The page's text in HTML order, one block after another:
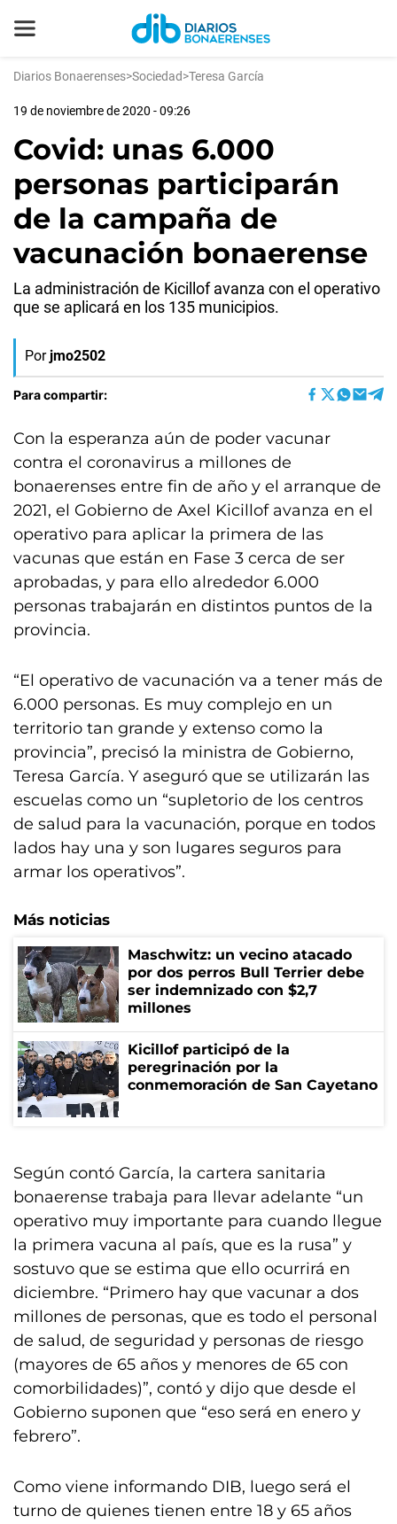
Diarios Bonaerenses>Sociedad>Teresa García
19 de noviembre de 2020 - 09:26
Covid: unas 6.000
personas participarán
de la campaña de
vacunación bonaerense
La administración de Kicillof avanza con el operativo
que se aplicará en los 135 municipios.
Por jmo2502
Para compartir:
Con la esperanza aún de poder vacunar
contra el coronavirus a millones de
bonaerenses entre fin de año y el arranque de
2021, el Gobierno de Axel Kicillof avanza en el
operativo para aplicar la primera de las
vacunas que están en Fase 3 cerca de ser
aprobadas, y para ello alrededor 6.000
personas trabajarán en distintos puntos de la
provincia.
“El operativo de vacunación va a tener más de
6.000 personas. Es muy complejo en un
territorio tan grande y extenso como la
provincia”, precisó la ministra de Gobierno,
Teresa García. Y aseguró que se utilizarán las
escuelas como un “supletorio de los centros
de salud para la vacunación, porque en todos
lados hay una y son lugares seguros para
armar los operativos”.
Más noticias
Maschwitz: un vecino atacado
por dos perros Bull Terrier debe
ser indemnizado con $2,7
millones
Kicillof participó de la
peregrinación por la
conmemoración de San Cayetano
Según contó García, la cartera sanitaria
bonaerense trabaja para llevar adelante “un
operativo muy importante para cuando llegue
la primera vacuna al país, que es la rusa” y
sostuvo que se estima que ello ocurrirá en
diciembre. “Primero hay que vacunar a dos
millones de personas, que es todo el personal
de salud, de seguridad y personas de riesgo
(mayores de 65 años y menores de 65 con
comorbilidades)”, contó y dijo que desde el
Gobierno suponen que “eso será en enero y
febrero”.
Como viene informando DIB, luego será el
turno de quienes tienen entre 18 y 65 años